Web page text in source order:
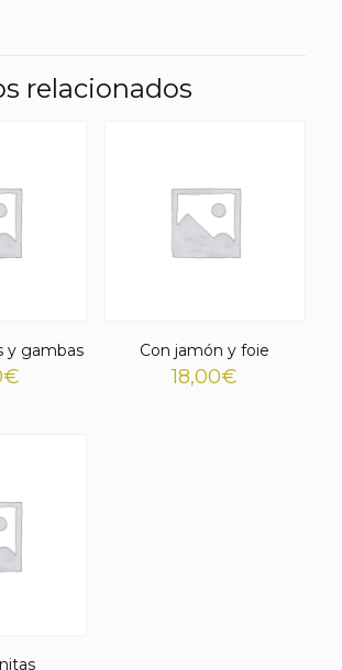
relacionados
y gambas
€
Con jamón y foie
18,00€